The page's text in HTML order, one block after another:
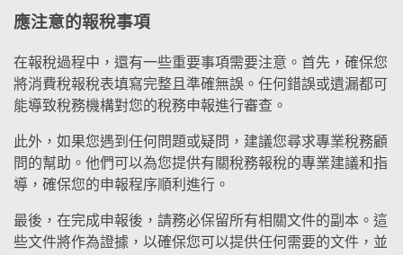
應注意的報稅事項
在報稅過程中，還有一些重要事項需要注意。首先，確保您
將消費稅報稅表填寫完整且準確無誤。任何錯誤或遺漏都可
能導致稅務機構對您的稅務申報進行審查。
此外，如果您遇到任何問題或疑問，建議您尋求專業稅務顧
問的幫助。他們可以為您提供有關稅務報稅的專業建議和指
導，確保您的申報程序順利進行。
最後，在完成申報後，請務必保留所有相關文件的副本。這
些文件將作為證據，以確保您可以提供任何需要的文件，並